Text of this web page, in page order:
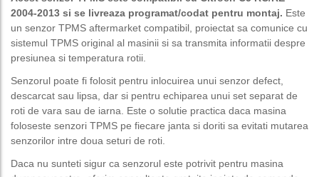
2004-2013 si se livreaza programat/codat pentru montaj. Este
un senzor TPMS aftermarket compatibil, proiectat sa comunice cu
sistemul TPMS original al masinii si sa transmita informatii despre
presiunea si temperatura rotii.
Senzorul poate fi folosit pentru inlocuirea unui senzor defect,
descarcat sau lipsa, dar si pentru echiparea unui set separat de
roti de vara sau de iarna. Este o solutie practica daca masina
foloseste senzori TPMS pe fiecare janta si doriti sa evitati mutarea
senzorilor intre doua seturi de roti.
Daca nu sunteti sigur ca senzorul este potrivit pentru masina